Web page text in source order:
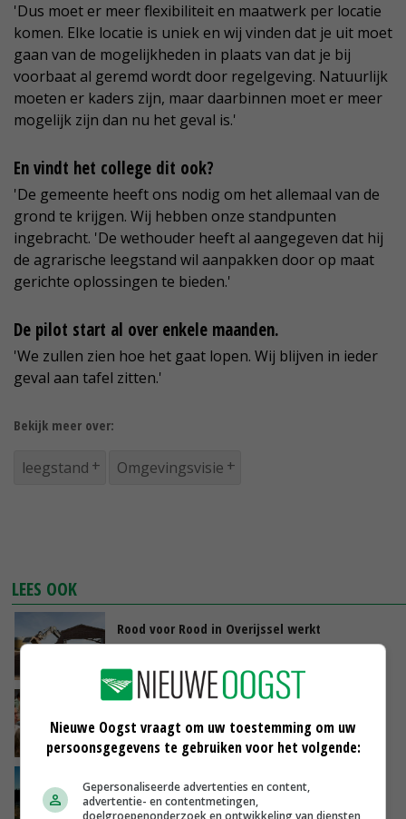
'Dus moet er meer flexibiliteit en maatwerk per locatie
komen. Elke locatie is uniek en wij vinden dat je uit moet
gaan van de mogelijkheden in plaats van dat je bij
voorbaat al geremd wordt door regelgeving. Natuurlijk
moeten er kaders zijn, maar daarbinnen moet er meer
mogelijk zijn dan nu het geval is.'
En vindt het college dit ook?
'De gemeente heeft ons nodig om het allemaal van de
grond te krijgen. Wij hebben onze standpunten
ingebracht. 'De wethouder heeft al aangegeven dat hij
de agrarische leegstand wil aanpakken door op maat
gerichte oplossingen te bieden.'
De pilot start al over enkele maanden.
'We zullen zien hoe het gaat lopen. Wij blijven in ieder
geval aan tafel zitten.'
Bekijk meer over:
leegstand Omgevingsvisie
LEES OOK
Rood voor Rood in Overijssel werkt
12-05-2018
Agrarische opslag op bedrijventerreinen
Zuid-Limburg
09-05-2018
Kamer eist actie tegen lege schuren en
stallen
Nieuwe Oogst vraagt om uw toestemming om uw
persoonsgegevens te gebruiken voor het volgende:
Gepersonaliseerde advertenties en content,
advertentie- en contentmetingen,
doelgroepenonderzoek en ontwikkeling van diensten